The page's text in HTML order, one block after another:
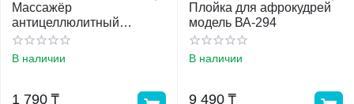
Массажёр
антицеллюлитный
«Рукавица»
В наличии
1 790 ₸
Плойка для афрокудрей
модель ВА-294
В наличии
9 490 ₸